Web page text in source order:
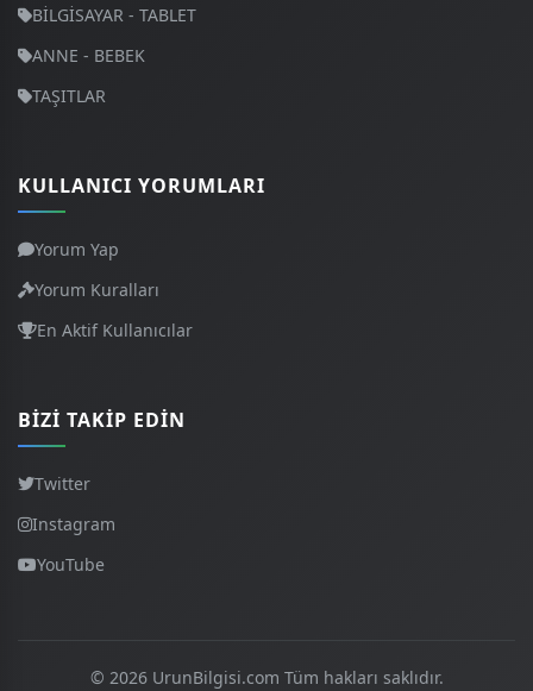
BİLGİSAYAR - TABLET
ANNE - BEBEK
TAŞITLAR
KULLANICI YORUMLARI
Yorum Yap
Yorum Kuralları
En Aktif Kullanıcılar
BIZI TAKIP EDIN
Twitter
Instagram
YouTube
© 2026 UrunBilgisi.com Tüm hakları saklıdır.